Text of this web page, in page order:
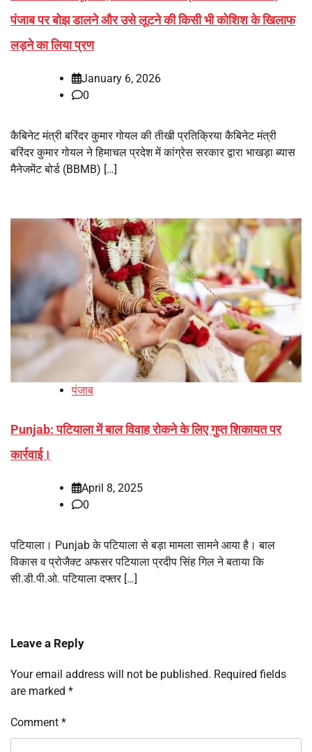
पंजाब पर बोझ डालने और उसे लूटने की किसी भी कोशिश के खिलाफ
लड़ने का लिया प्रण
January 6, 2026
0
कैबिनेट मंत्री बरिंदर कुमार गोयल की तीखी प्रतिक्रिया कैबिनेट मंत्री
बरिंदर कुमार गोयल ने हिमाचल प्रदेश में कांग्रेस सरकार द्वारा भाखड़ा ब्यास
मैनेजमेंट बोर्ड (BBMB) […]
पंजाब
Punjab: पटियाला में बाल विवाह रोकने के लिए गुप्त शिकायत पर
कार्रवाई।
April 8, 2025
0
पटियाला। Punjab के पटियाला से बड़ा मामला सामने आया है। बाल
विकास व प्रोजैक्ट अफसर पटियाला प्रदीप सिंह गिल ने बताया कि
सी.डी.पी.ओ. पटियाला दफ्तर […]
Leave a Reply
Your email address will not be published. Required fields
are marked *
Comment *